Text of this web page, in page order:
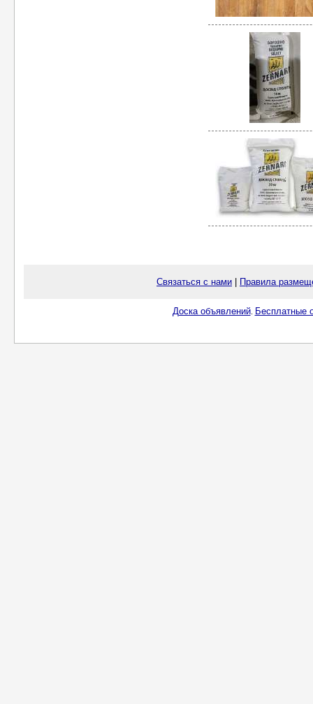
Связаться с нами Правила
Доска объявлений. Бесплатные